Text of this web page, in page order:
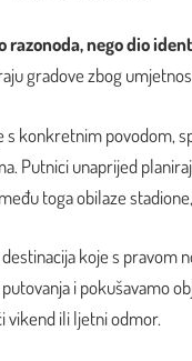
razonoda, nego dio
gradove zbog
s konkretnim povodom,
Putnici unaprijed
toga obilaze
koje s pravom
i pokušavamo
vikend ili ljetni odmor.